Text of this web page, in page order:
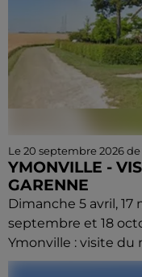
Le 20 septembre 2026
YMONVILLE -
GARENNE
Dimanche 5 avril, 17
septembre et 18
Ymonville : visite du